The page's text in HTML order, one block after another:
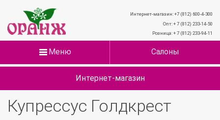
Интернет-магазин: +7 (812) 600-4-300
Опт: + 7 (812) 233-14-50
Розница: + 7 (812) 233-94-11
Меню Салоны
Интернет-магазин
Купрессус Голдкрест